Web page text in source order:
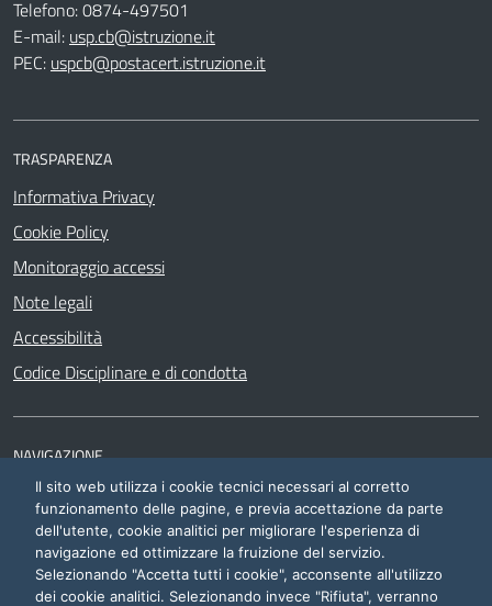
Telefono:0874-497501
E-mail: usp.cb@istruzione.it
PEC: uspcb@postacert.istruzione.it
TRASPARENZA
Informativa Privacy
Cookie Policy
Monitoraggio accessi
Note legali
Accessibilità
Codice Disciplinare e di condotta
NAVIGAZIONE
Siti di interesse
Il sito web utilizza i cookie tecnici necessari al corretto
funzionamento delle pagine, e previa accettazione da parte
dell'utente, cookie analitici per migliorare l'esperienza di
navigazione ed ottimizzare la fruizione del servizio.
Selezionando "Accetta tutti i cookie", acconsente all'utilizzo
dei cookie analitici. Selezionando invece "Rifiuta", verranno